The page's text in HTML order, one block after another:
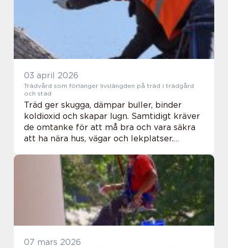
skillnaden mellan okej b...
03 april 2026
Trädvård som förlänger livslängden på träd i trädgård
och stad
Träd ger skugga, dämpar buller, binder
koldioxid och skapar lugn. Samtidigt kräver
de omtanke för att må bra och vara säkra
att ha nära hus, vägar och lekplatser.
kombinera estetik, säkerhet och
naturhänsyn, från ny...
07 mars 2026